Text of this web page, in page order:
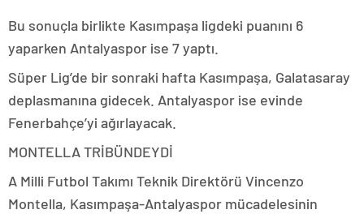
Bu sonuçla birlikte Kasımpaşa ligdeki puanını 6
yaparken Antalyaspor ise 7 yaptı.
Süper Lig’de bir sonraki hafta Kasımpaşa, Galatasaray
deplasmanına gidecek. Antalyaspor ise evinde
Fenerbahçe’yi ağırlayacak.
MONTELLA TRİBÜNDEYDİ
A Milli Futbol Takımı Teknik Direktörü Vincenzo
Montella, Kasımpaşa-Antalyaspor mücadelesinin